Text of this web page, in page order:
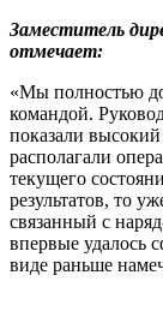
Заместитель
отмечает:
«Мы полностью
командой.
показали
располагали
текущего
результатов, то
связанный с
впервые удалось
виде раньше